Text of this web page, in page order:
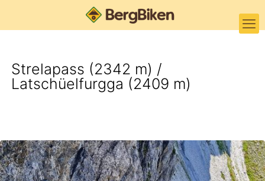
Strelapass (2342 m) /
Latschüelfurgga (2409 m)